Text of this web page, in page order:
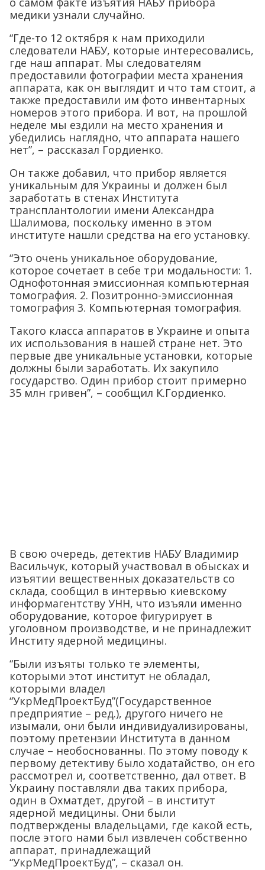
медики узнали случайно.
“Где-то 12 октября к нам приходили
следователи НАБУ, которые интересовались,
где наш аппарат. Мы следователям
предоставили фотографии места хранения
аппарата, как он выглядит и что там стоит, а
также предоставили им фото инвентарных
номеров этого прибора. И вот, на прошлой
неделе мы ездили на место хранения и
убедились наглядно, что аппарата нашего
нет”, – рассказал Гордиенко.
Он также добавил, что прибор является
уникальным для Украины и должен был
заработать в стенах Института
трансплантологии имени Александра
Шалимова, поскольку именно в этом
институте нашли средства на его установку.
“Это очень уникальное оборудование,
которое сочетает в себе три модальности: 1.
Однофотонная эмиссионная компьютерная
томография. 2. Позитронно-эмиссионная
томография 3. Компьютерная томография.
Такого класса аппаратов в Украине и опыта
их использования в нашей стране нет. Это
первые две уникальные установки, которые
должны были заработать. Их закупило
государство. Один прибор стоит примерно
35 млн гривен”, – сообщил К.Гордиенко.
В свою очередь, детектив НАБУ Владимир
Васильчук, который участвовал в обысках и
изъятии вещественных доказательств со
склада, сообщил в интервью киевскому
информагентству УНН, что изъяли именно
оборудование, которое фигурирует в
уголовном производстве, и не принадлежит
Институ ядерной медицины.
“Были изъяты только те элементы,
которыми этот институт не обладал,
которыми владел
“УкрМедПроектБуд”(Государственное
предприятие – ред.), другого ничего не
изымали, они были индивидуализированы,
поэтому претензии Института в данном
случае – необоснованны. По этому поводу к
первому детективу было ходатайство, он его
рассмотрел и, соответственно, дал ответ. В
Украину поставляли два таких прибора,
один в Охматдет, другой – в институт
ядерной медицины. Они были
подтверждены владельцами, где какой есть,
после этого нами был извлечен собственно
аппарат, принадлежащий
“УкрМедПроектБуд”, – сказал он.